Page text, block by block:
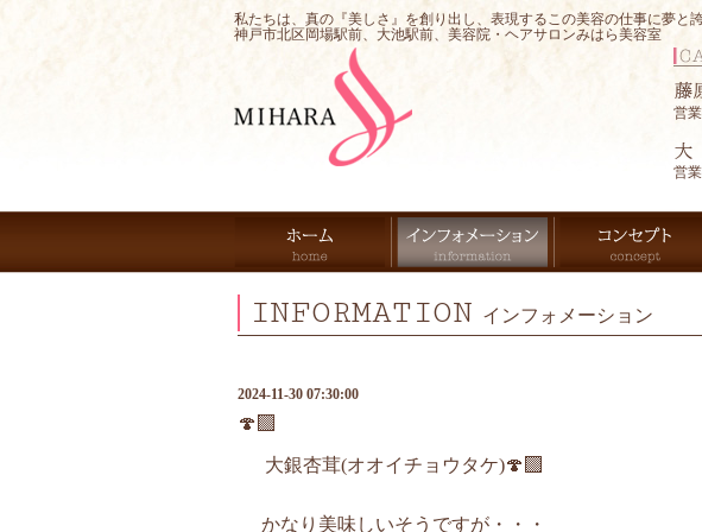
私たちは、真の『美しさ』を創り出し、表現するこの美容の仕事に夢と
神戸市北区岡場駅前、大池駅前、美容院・ヘアサロンみはら美容室
営
営
INFORMATION インフォメーション
2024-11-30 07:30:00
🍄‍🟫
大銀杏茸(オオイチョウタケ)🍄‍🟫
かなり美味しいそうですが・・・